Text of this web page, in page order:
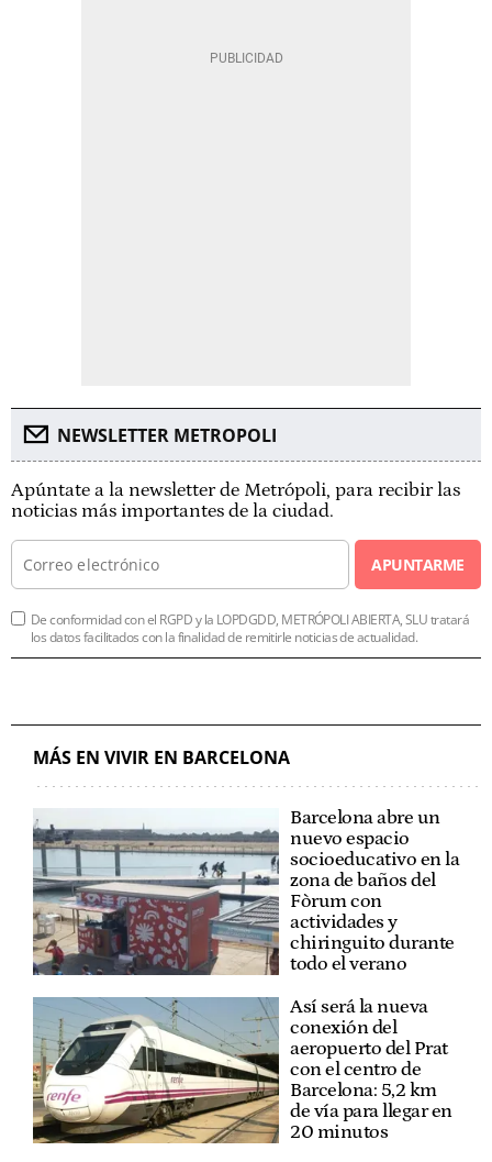
NEWSLETTER METROPOLI
Apúntate a la newsletter de Metrópoli, para recibir las
noticias más importantes de la ciudad.
APUNTARME
De conformidad con el RGPD y la LOPDGDD, METRÓPOLI ABIERTA, SLU tratará
los datos facilitados con la finalidad de remitirle noticias de actualidad.
MÁS EN VIVIR EN BARCELONA
Barcelona abre un
nuevo espacio
socioeducativo en la
zona de baños del
Fòrum con
actividades y
chiringuito durante
todo el verano
Así será la nueva
conexión del
aeropuerto del Prat
con el centro de
Barcelona: 5,2 km
de vía para llegar en
20 minutos